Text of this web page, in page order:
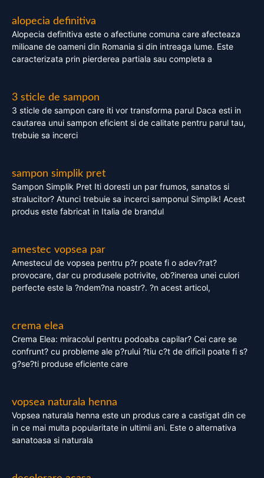
alopecia definitiva
Alopecia definitiva este o afectiune comuna care afecteaza
milioane de oameni din Romania si din intreaga lume. Este
caracterizata prin pierderea partiala sau completa a
3 sticle de sampon
3 sticle de sampon care iti vor transforma parul Daca esti in
cautarea unui sampon eficient si de calitate pentru parul tau,
trebuie sa incerci
sampon simplik pret
Sampon Simplik Pret Iti doresti un par frumos, sanatos si
stralucitor? Atunci trebuie sa incerci samponul Simplik! Acest
produs este fabricat in Italia de brandul
amestec vopsea par
Amestecul de vopsea pentru p?r poate fi o adev?rat?
provocare, dar cu produsele potrivite, ob?inerea unei culori
perfecte este la ?ndem?na noastr?. ?n acest articol,
crema elea
Crema Elea: miracolul pentru podoaba capilar? Cei care se
confrunt? cu probleme ale p?rului ?tiu c?t de dificil poate fi s?
g?se?ti produse eficiente care
vopsea naturala henna
Vopsea naturala henna este un produs care a castigat din ce
in ce mai multa popularitate in ultimii ani. Este o alternativa
sanatoasa si naturala